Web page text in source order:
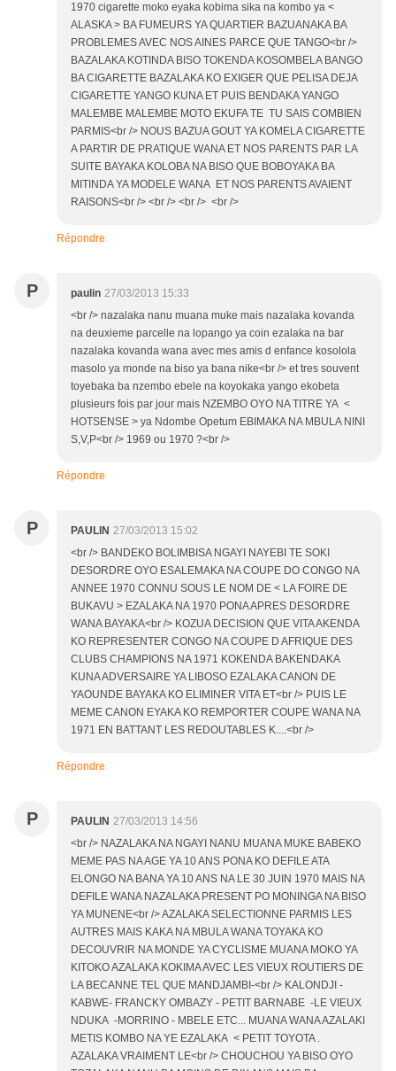
1970 cigarette moko eyaka kobima sika na kombo ya <
ALASKA > BA FUMEURS YA QUARTIER BAZUANAKA BA
PROBLEMES AVEC NOS AINES PARCE QUE TANGO<br />
BAZALAKA KOTINDA BISO TOKENDA KOSOMBELA BANGO
BA CIGARETTE BAZALAKA KO EXIGER QUE PELISA DEJA
CIGARETTE YANGO KUNA ET PUIS BENDAKA YANGO
MALEMBE MALEMBE MOTO EKUFA TE TU SAIS COMBIEN
PARMIS<br /> NOUS BAZUA GOUT YA KOMELA CIGARETTE
A PARTIR DE PRATIQUE WANA ET NOS PARENTS PAR LA
SUITE BAYAKA KOLOBA NA BISO QUE BOBOYAKA BA
MITINDA YA MODELE WANA ET NOS PARENTS AVAIENT
RAISONS<br /> <br /> <br /> <br />
Répondre
P paulin 27/03/2013 15:33
<br /> nazalaka nanu muana muke mais nazalaka kovanda
na deuxieme parcelle na lopango ya coin ezalaka na bar
nazalaka kovanda wana avec mes amis d enfance kosolola
masolo ya monde na biso ya bana nike<br /> et tres souvent
toyebaka ba nzembo ebele na koyokaka yango ekobeta
plusieurs fois par jour mais NZEMBO OYO NA TITRE YA <
HOTSENSE > ya Ndombe Opetum EBIMAKA NA MBULA NINI
S,V,P<br /> 1969 ou 1970 ?<br />
Répondre
P PAULIN 27/03/2013 15:02
<br /> BANDEKO BOLIMBISA NGAYI NAYEBI TE SOKI
DESORDRE OYO ESALEMAKA NA COUPE DO CONGO NA
ANNEE 1970 CONNU SOUS LE NOM DE < LA FOIRE DE
BUKAVU > EZALAKA NA 1970 PONA APRES DESORDRE
WANA BAYAKA<br /> KOZUA DECISION QUE VITA AKENDA
KO REPRESENTER CONGO NA COUPE D AFRIQUE DES
CLUBS CHAMPIONS NA 1971 KOKENDA BAKENDAKA
KUNA ADVERSAIRE YA LIBOSO EZALAKA CANON DE
YAOUNDE BAYAKA KO ELIMINER VITA ET<br /> PUIS LE
MEME CANON EYAKA KO REMPORTER COUPE WANA NA
1971 EN BATTANT LES REDOUTABLES K....<br />
Répondre
P PAULIN 27/03/2013 14:56
<br /> NAZALAKA NA NGAYI NANU MUANA MUKE BABEKO
MEME PAS NA AGE YA 10 ANS PONA KO DEFILE ATA
ELONGO NA BANA YA 10 ANS NA LE 30 JUIN 1970 MAIS NA
DEFILE WANA NAZALAKA PRESENT PO MONINGA NA BISO
YA MUNENE<br /> AZALAKA SELECTIONNE PARMIS LES
AUTRES MAIS KAKA NA MBULA WANA TOYAKA KO
DECOUVRIR NA MONDE YA CYCLISME MUANA MOKO YA
KITOKO AZALAKA KOKIMA AVEC LES VIEUX ROUTIERS DE
LA BECANNE TEL QUE MANDJAMBI-<br /> KALONDJI -
KABWE- FRANCKY OMBAZY - PETIT BARNABE -LE VIEUX
NDUKA -MORRINO - MBELE ETC... MUANA WANA AZALAKI
METIS KOMBO NA YE EZALAKA < PETIT TOYOTA .
AZALAKA VRAIMENT LE<br /> CHOUCHOU YA BISO OYO